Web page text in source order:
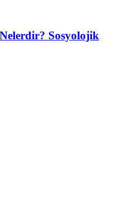
Sosyolojik